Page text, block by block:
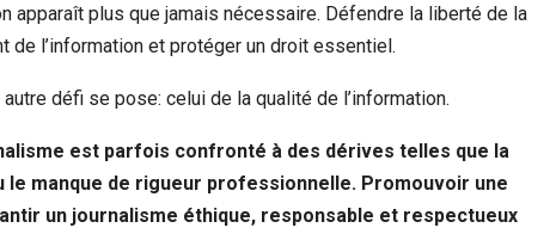
apparaît plus que jamais nécessaire. Défendre la liberté de la
de l’information et protéger un droit essentiel.
défi se pose: celui de la qualité de l’information.
est parfois confronté à des dérives telles que la
le manque de rigueur professionnelle. Promouvoir une
un journalisme éthique, responsable et respectueux